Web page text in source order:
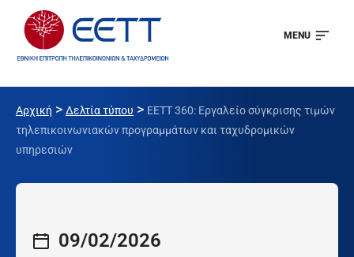
MENU
Αρχική > Δελτία τύπου > ΕΕΤΤ 360: Εργαλείο σύγκρισης τιμών
τηλεπικοινωνιακών προγραμμάτων και ταχυδρομικών
υπηρεσιών
09/02/2026